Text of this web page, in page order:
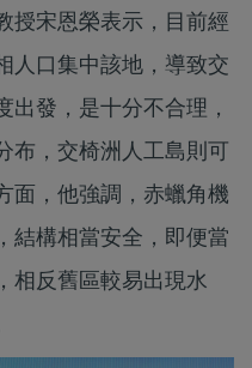
授宋恩榮表示，目前經
人口集中該地，導致交
出發，是十分不合理，
布，交椅洲人工島則可
面，他強調，赤蠟角機
結構相當安全，即便當
相反舊區較易出現水